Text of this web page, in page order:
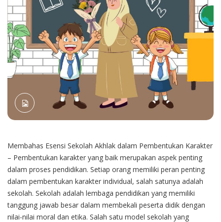
Membahas Esensi Sekolah Akhlak dalam Pembentukan Karakter
– Pembentukan karakter yang baik merupakan aspek penting
dalam proses pendidikan. Setiap orang memiliki peran penting
dalam pembentukan karakter individual, salah satunya adalah
sekolah. Sekolah adalah lembaga pendidikan yang memiliki
tanggung jawab besar dalam membekali peserta didik dengan
nilai-nilai moral dan etika. Salah satu model sekolah yang